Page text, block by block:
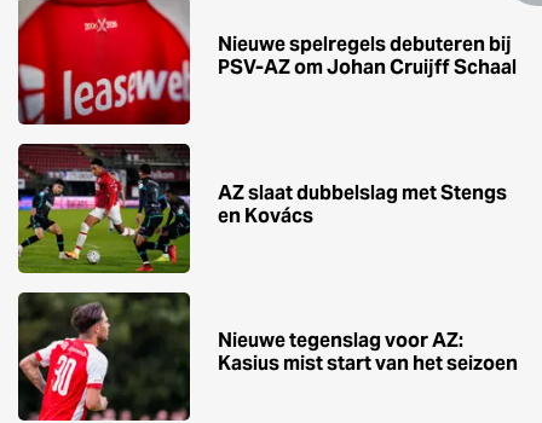
Nieuwe spelregels debuteren bij
PSV-AZ om Johan Cruijff Schaal
AZ slaat dubbelslag met Stengs
en Kovács
Nieuwe tegenslag voor AZ:
Kasius mist start van het seizoen